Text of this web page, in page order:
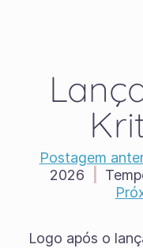
Postagem
2026
Logo após o